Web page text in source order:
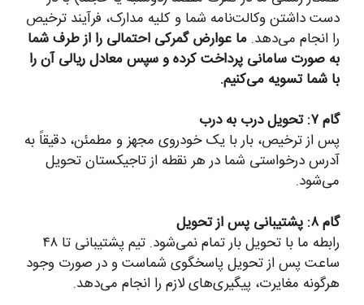
دست داشتن وکالت‌نامه شما و کلیه مدارک، فرآیند ترخیص
را انجام می‌دهد. ما عوارض گمرکی احتمالی را از طرف شما
به صورت سامانی پرداخت کرده و سپس معادل ریالی آن را
با شما تسویه می‌کنیم.
گام ۷: تحویل درب به درب
پس از ترخیص، بار با یک خودروی مجهز و مطمئن، دقیقاً به
آدرس درخواستی شما در هر نقطه از تاجیکستان تحویل
می‌شود.
گام ۸: پشتیبانی پس از تحویل
رابطه ما با تحویل بار تمام نمی‌شود. تیم پشتیبانی تا ۴۸
ساعت پس از تحویل پاسخگوی شماست و در صورت وجود
هرگونه مغایرت، پیگیری‌های لازم را انجام می‌دهد.